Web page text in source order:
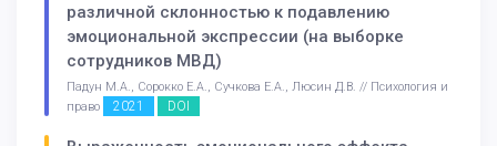
различной склонностью к подавлению
эмоциональной экспрессии (на выборке
сотрудников МВД)
Падун М.А., Сорокко Е.А., Сучкова Е.А., Люсин Д.В. // Психология и
право
2021 DOI